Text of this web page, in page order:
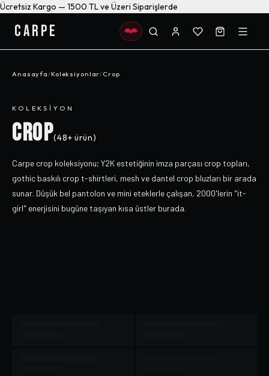
Ücretsiz Kargo — 1500 TL ve Üzeri Siparişlerde
CARPE
Anasayfa/Koleksiyonlar/Crop
KOLEKSIYON
CROP(48+ ürün)
Carpe crop koleksiyonu; Y2K estetiğinin imza parçası crop topları,
gothic baskılı crop t-shirtleri, mesh ve dantel crop bluzları bir arada
sunar. Düşük bel pantolon ve mini eteklerle çalışan, 2000'lerin "it-
girl" enerjisini bugüne taşıyan kısa üstler burada.